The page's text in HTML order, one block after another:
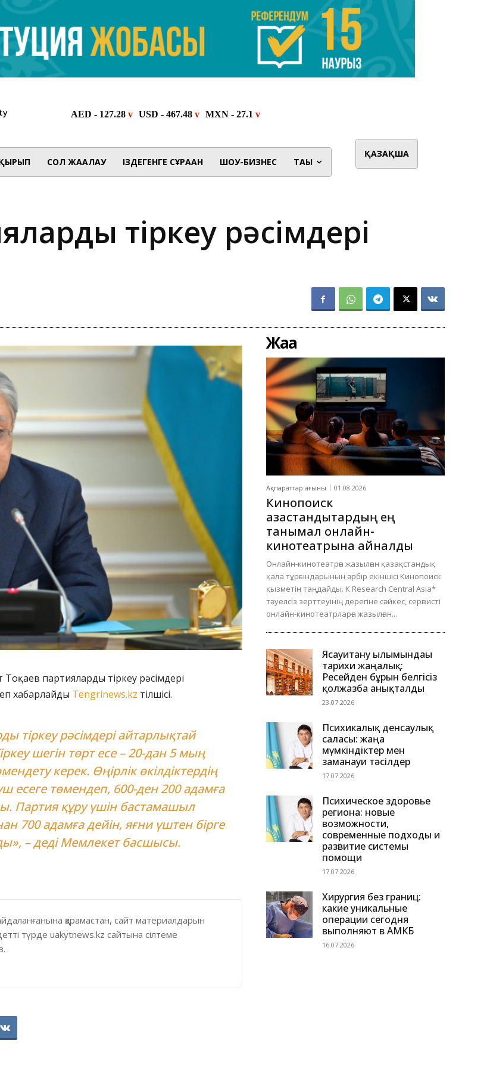
СОЛ ЖАҒАЛАУ ІЗДЕГЕНГЕ СҰРАҒАН ШОУ-БИЗНЕС ТАҒЫ
ҚАЗАҚША
тіркеу рәсімдері
партияларды тіркеу рәсімдері
хабарлайды Tengrinews.kz тілшісі.
тіркеу рәсімдері айтарлықтай
шегін төрт есе – 20-дан 5 мың
керек. Өңірлік өкілдіктердің
есеге төмендеп, 600-ден 200 адамға
Партия құру үшін бастамашыл
700 адамға дейін, яғни үштен бірге
– деді Мемлекет басшысы.
қарамастан, сайт материалдарын
түрде uakytnews.kz сайтына сілтеме
Жаңа
Ақпараттар ағыны 01.08.2026
Кинопоиск
қазақстандықтардың ең
танымал онлайн-
кинотеатрына айналды
Онлайн-кинотеатрға жазылған қазақстандық
қала тұрғындарының әрбір екіншісі Кинопоиск
қызметін таңдайды. K Research Central Asia*
тәуелсіз зерттеуінің дерегіне сәйкес, сервисті
онлайн-кинотеатрларға жазылған...
Ясауитану ғылымындағы
тарихи жаңалық:
Ресейден бұрын белгісіз
қолжазба анықталды
23.07.2026
Психикалық денсаулық
саласы: жаңа
мүмкіндіктер мен
заманауи тәсілдер
17.07.2026
Психическое здоровье
региона: новые
возможности,
современные подходы и
развитие системы
помощи
17.07.2026
Хирургия без границ:
какие уникальные
операции сегодня
выполняют в АМКБ
16.07.2026